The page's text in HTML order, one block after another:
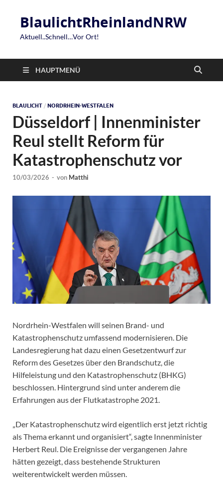
BlaulichtRheinlandNRW
Aktuell..Schnell…Vor Ort!
HAUPTMENÜ
BLAULICHT / NORDRHEIN-WESTFALEN
Düsseldorf | Innenminister
Reul stellt Reform für
Katastrophenschutz vor
10/03/2026 - von Matthi
Nordrhein-Westfalen will seinen Brand- und
Katastrophenschutz umfassend modernisieren. Die
Landesregierung hat dazu einen Gesetzentwurf zur
Reform des Gesetzes über den Brandschutz, die
Hilfeleistung und den Katastrophenschutz (BHKG)
beschlossen. Hintergrund sind unter anderem die
Erfahrungen aus der Flutkatastrophe 2021.
„Der Katastrophenschutz wird eigentlich erst jetzt richtig
als Thema erkannt und organisiert“, sagte Innenminister
Herbert Reul. Die Ereignisse der vergangenen Jahre
hätten gezeigt, dass bestehende Strukturen
weiterentwickelt werden müssen.